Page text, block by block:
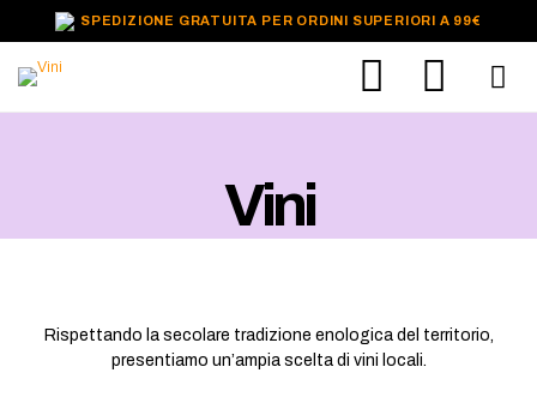
SPEDIZIONE GRATUITA PER ORDINI SUPERIORI A 99€
Vini
Rispettando la secolare tradizione enologica del territorio,
presentiamo un’ampia scelta di vini locali.